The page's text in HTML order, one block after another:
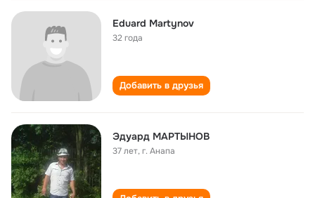
Eduard Martynov
32 года
Добавить в друзья
Эдуард МАРТЫНОВ
37 лет,г. Анапа